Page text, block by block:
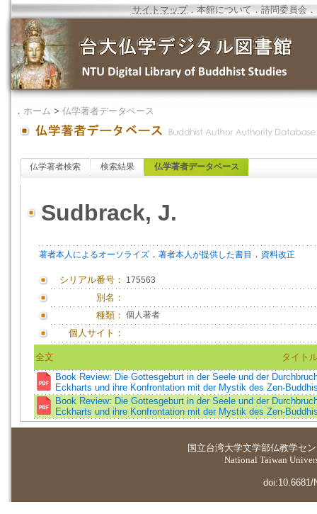
サイトマップ．本館について ．諮問委員会 ．
． ホーム > 仏学著者データベース
仏学著者検索 検索結果 仏学著者データベース
Sudbrack, J.
著者本人によるオーソライズ ． 著者本人が提供した書目 ． 資料改正
シリアル番号： 175563
別名：
種類： 個人著者
個人サイト：
全文
タイト
Book Review: Die Gottesgeburt in der Seele und der
Eckharts und ihre Konfrontation mit der Mystik des Zen-
Book Review: Die Gottesgeburt in der Seele und der
Eckharts und ihre Konfrontation mit der Mystik des Zen-
国立台湾大学文学部仏教学セ
National Taiwan
doi:10.6681/